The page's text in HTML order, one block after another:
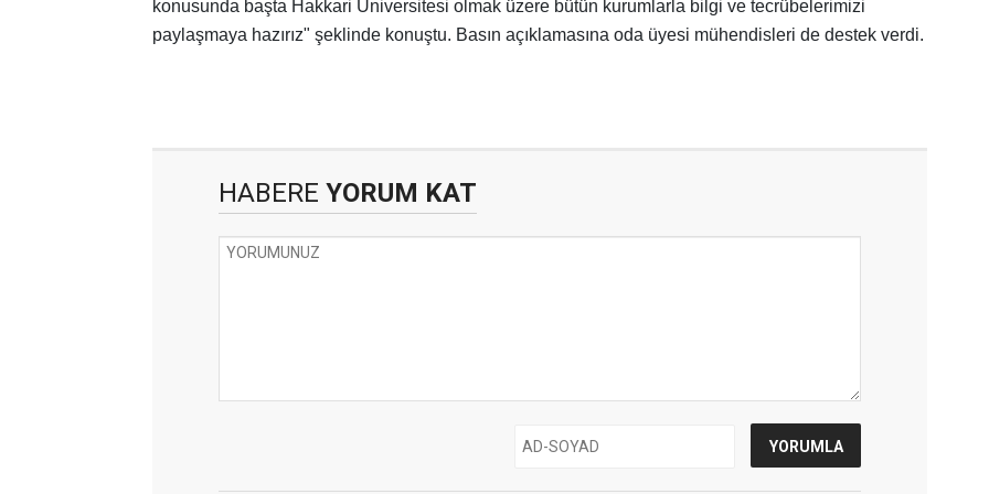
konusunda başta Hakkari Üniversitesi olmak üzere bütün kurumlarla bilgi ve tecrübelerimizi
paylaşmaya hazırız" şeklinde konuştu. Basın açıklamasına oda üyesi mühendisleri de destek verdi.
HABERE YORUM KAT